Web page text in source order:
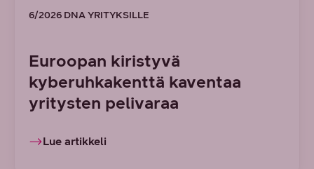
6/2026 DNA YRITYKSILLE
Euroopan kiristyvä
kyberuhkakenttä kaventaa
yritysten pelivaraa
Lue artikkeli